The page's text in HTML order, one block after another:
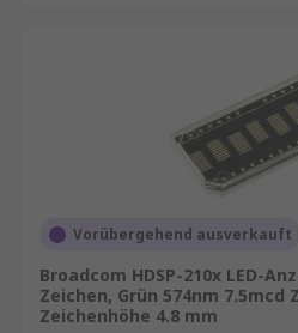
Vorübergehend ausverkauft
Broadcom HDSP-210x LED-
Zeichen, Grün 574nm 7.5mcd
Zeichenhöhe 4.8 mm